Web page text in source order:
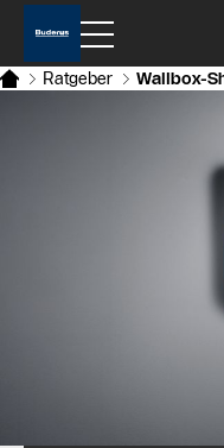
Ratgeber Wallbox-